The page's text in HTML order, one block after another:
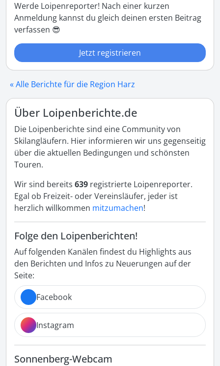
Werde Loipenreporter! Nach einer kurzen
Anmeldung kannst du gleich deinen ersten Beitrag
verfassen 😎
Jetzt registrieren
« Alle Berichte für die Region Harz
Über Loipenberichte.de
Die Loipenberichte sind eine Community von
Skilangläufern. Hier informieren wir uns gegenseitig
über die aktuellen Bedingungen und schönsten
Touren.
Wir sind bereits 639 registrierte Loipenreporter.
Egal ob Freizeit- oder Vereinsläufer, jeder ist
herzlich willkommen mitzumachen!
Folge den Loipenberichten!
Auf folgenden Kanälen findest du Highlights aus
den Berichten und Infos zu Neuerungen auf der
Seite:
Facebook
Instagram
Sonnenberg-Webcam